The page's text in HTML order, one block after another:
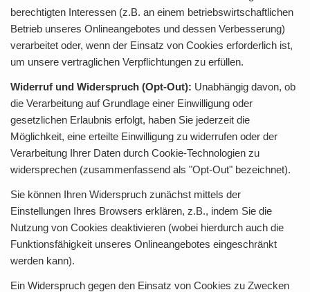
berechtigten Interessen (z.B. an einem betriebswirtschaftlichen
Betrieb unseres Onlineangebotes und dessen Verbesserung)
verarbeitet oder, wenn der Einsatz von Cookies erforderlich ist,
um unsere vertraglichen Verpflichtungen zu erfüllen.
Widerruf und Widerspruch (Opt-Out): Unabhängig davon, ob
die Verarbeitung auf Grundlage einer Einwilligung oder
gesetzlichen Erlaubnis erfolgt, haben Sie jederzeit die
Möglichkeit, eine erteilte Einwilligung zu widerrufen oder der
Verarbeitung Ihrer Daten durch Cookie-Technologien zu
widersprechen (zusammenfassend als "Opt-Out" bezeichnet).
Sie können Ihren Widerspruch zunächst mittels der
Einstellungen Ihres Browsers erklären, z.B., indem Sie die
Nutzung von Cookies deaktivieren (wobei hierdurch auch die
Funktionsfähigkeit unseres Onlineangebotes eingeschränkt
werden kann).
Ein Widerspruch gegen den Einsatz von Cookies zu Zwecken